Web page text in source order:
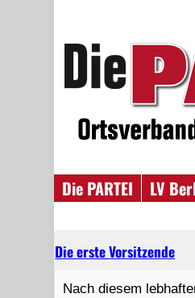
Die PARTEI LV
Die erste Vorsitzende
Nach diesem